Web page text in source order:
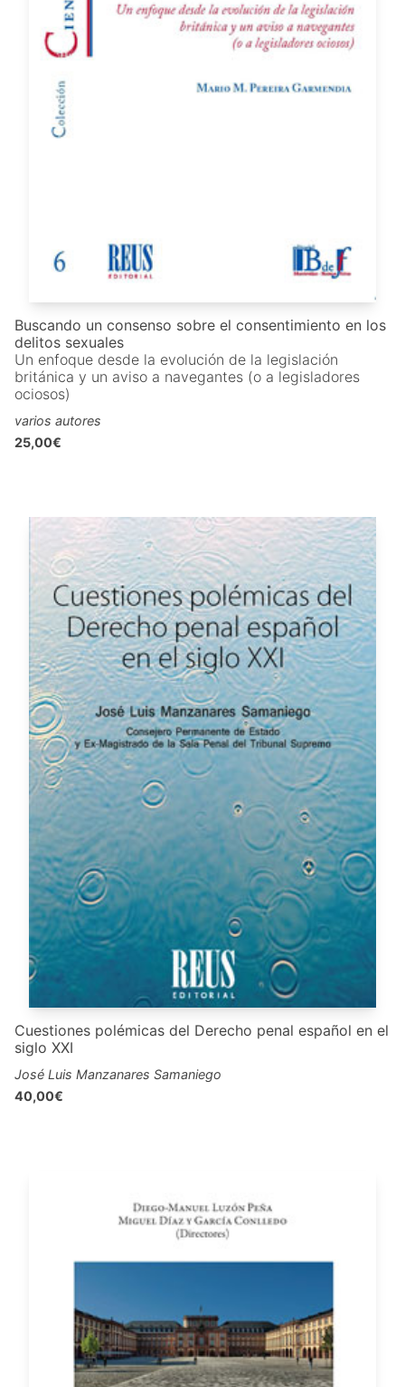
Buscando un consenso sobre el consentimiento en los
delitos sexuales
Un enfoque desde la evolución de la legislación
británica y un aviso a navegantes (o a legisladores
ociosos)
varios autores
25,00€
Cuestiones polémicas del Derecho penal español en el
siglo XXI
José Luis Manzanares Samaniego
40,00€